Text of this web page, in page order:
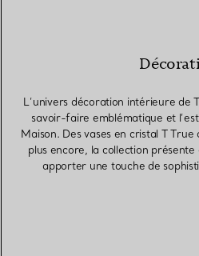
L’univers décoration intérieure de
savoir-faire emblématique et
Maison. Des vases en cristal T
plus encore, la collection
apporter une touche de